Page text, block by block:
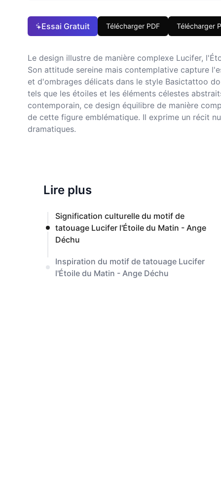
Essai Gratuit Télécharger PDF Télécharger
Le design illustre de manière complexe Lucifer,
Son attitude sereine mais contemplative capture
et d'ombrages délicats dans le style Basictattoo
tels que les étoiles et les éléments célestes
contemporain, ce design équilibre de manière
de cette figure emblématique. Il exprime un récit
dramatiques.
Lire plus
Signification culturelle du motif de
tatouage Lucifer l'Étoile du Matin - Ange
Déchu
Inspiration du motif de tatouage Lucifer
l'Étoile du Matin - Ange Déchu